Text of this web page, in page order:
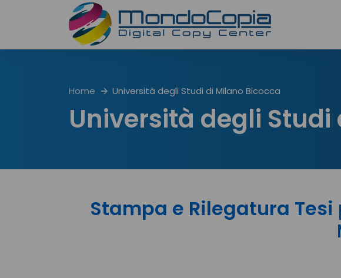
Home Università degli Studi di Milano Bicocca
Università degli
Stampa e Rilegatura